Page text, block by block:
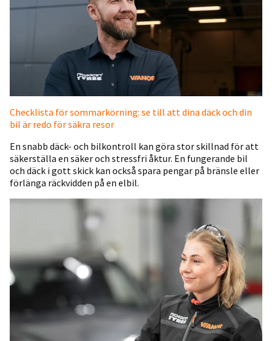
Checklista för sommarkörning: se till att dina däck och din
bil är redo för säkra resor
En snabb däck- och bilkontroll kan göra stor skillnad för att
säkerställa en säker och stressfri åktur. En fungerande bil
och däck i gott skick kan också spara pengar på bränsle eller
förlänga räckvidden på en elbil.